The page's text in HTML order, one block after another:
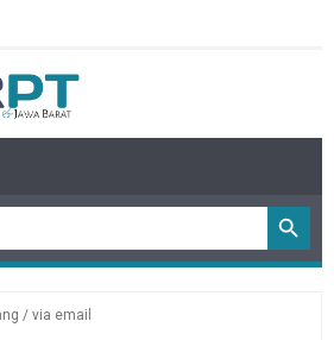
/ via email